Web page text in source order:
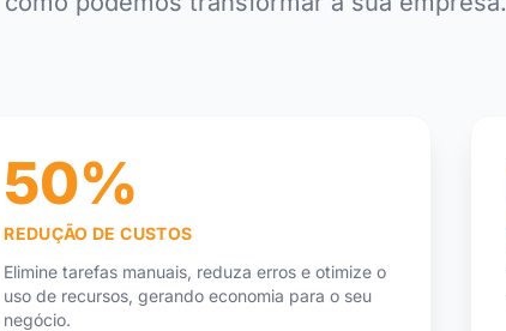
50%
REDUÇÃO DE CUSTOS
Elimine tarefas manuais, reduza erros e otimize o
uso de recursos, gerando economia para o seu
negócio.